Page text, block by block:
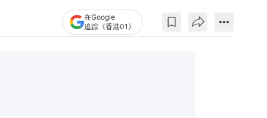
在Google
追踪《香港01》